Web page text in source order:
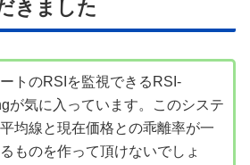
きました
トのRSIを監視できるRSI-
が気に入っています。このシステ
均線と現在価格との乖離率が一
ものを作って頂けないでしょ